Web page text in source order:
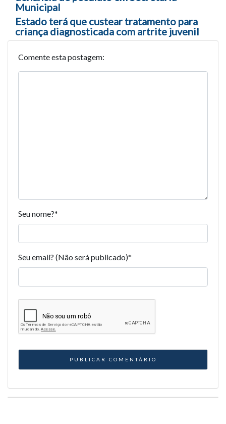
Municipal
Estado terá que custear tratamento para
criança diagnosticada com artrite juvenil
Comente esta postagem:
Seu nome?*
Seu email? (Não será publicado)*